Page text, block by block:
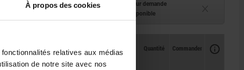
À propos des cookies
relatives aux médias
de notre site avec nos
immédiatement (en stock)
Délai de livraison sur demande
Actuellement indisponible
P1
CAO
Prix
Quantité Commander